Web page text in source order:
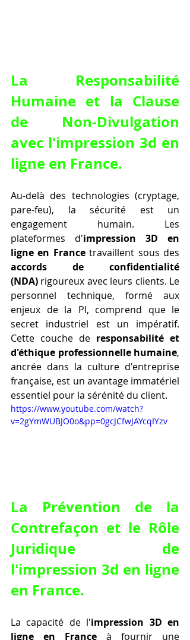
La Responsabilité
Humaine et la Clause
de Non-Divulgation
avec l'impression 3d en
ligne en France.
Au-delà des technologies (cryptage,
pare-feu), la sécurité est un
engagement humain. Les
plateformes d'impression 3D en
ligne en France
accords de confidentialité
(NDA) rigoureux avec leurs clients. Le
personnel technique, formé aux
enjeux de la PI, comprend que le
secret industriel est un impératif.
Cette couche de responsabilité et
d'éthique professionnelle humaine,
ancrée dans la culture d'entreprise
française, est un avantage immatériel
essentiel pour la sérénité du client.
https://www.youtube.com/watch?
v=2gYmWUBJO0o&pp=0gcJCfwJAYcqIYzv
La Prévention de la
Contrefaçon et le Rôle
Juridique de
l'impression 3d en ligne
en France.
La capacité de l'impression 3D en
ligne en France à fournir une